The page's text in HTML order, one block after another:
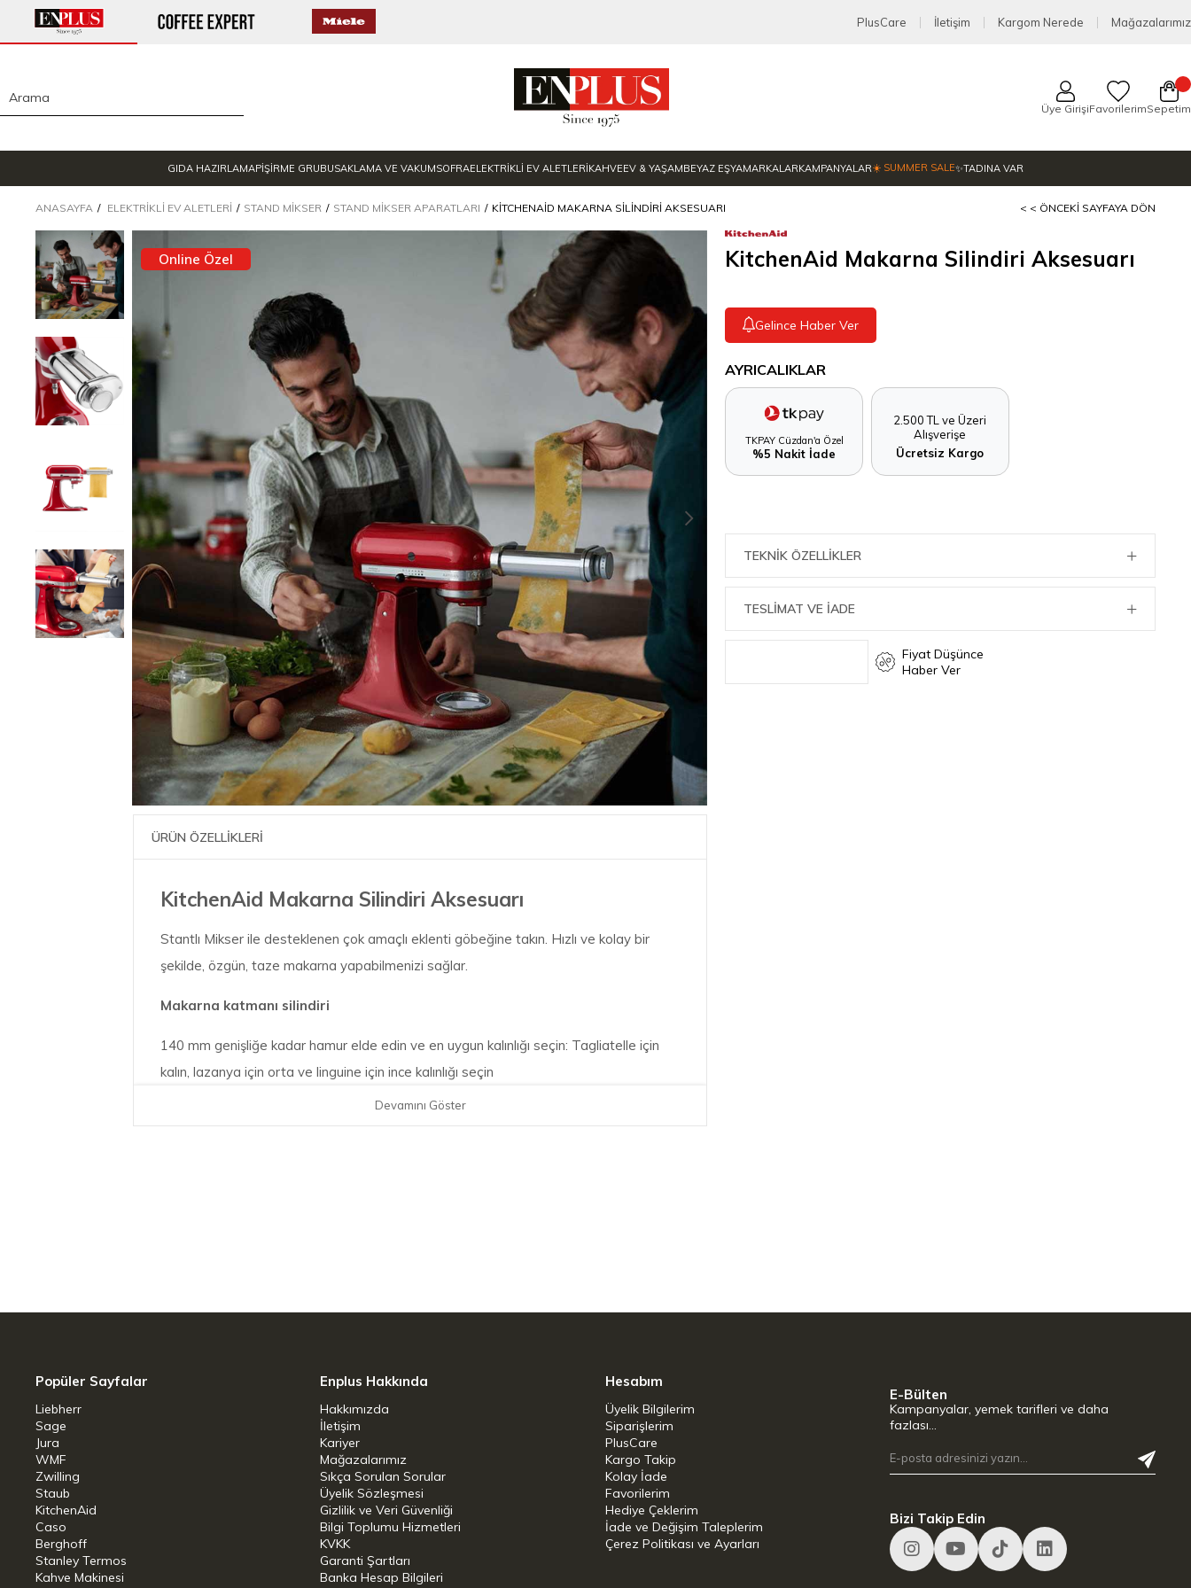
PlusCare İletişim Kargom Nerede Mağazalarımız
Üye GirişiFavorilerimSepetim
GIDA HAZIRLAMAPİŞİRME GRUBUSAKLAMA VE VAKUMSOFRAELEKTRİKLİ EV ALETLERİKAHVEEV & YAŞAMBEYAZ EŞYAMARKALARKAMPANYALAR☀️ SUMMER SALE✨TADINA VAR
ANASAYFA ELEKTRIKLI EV ALETLERI STAND MIKSER STAND MIKSER APARATLARI KITCHENAID MAKARNA SILINDIRI AKSESUARI < < ÖNCEKI SAYFAYA DÖN
Online Özel
ÜRÜN ÖZELLİKLERİ
KitchenAid Makarna Silindiri Aksesuarı
Stantlı Mikser ile desteklenen çok amaçlı eklenti göbeğine takın. Hızlı ve kolay bir
şekilde, özgün, taze makarna yapabilmenizi sağlar.
Makarna katmanı silindiri
140 mm genişliğe kadar hamur elde edin ve en uygun kalınlığı seçin: Tagliatelle için
kalın, lazanya için orta ve linguine için ince kalınlığı seçin
Devamını Göster
KitchenAid Makarna Silindiri Aksesuarı
Gelince Haber Ver
AYRICALIKLAR
TKPAY Cüzdan'a Özel
%5 Nakit İade
2.500 TL ve Üzeri
Alışverişe
Ücretsiz Kargo
TEKNIK ÖZELLIKLER
TESLİMAT VE İADE
Fiyat Düşünce
Haber Ver
Popüler Sayfalar
Liebherr
Sage
Jura
WMF
Zwilling
Staub
KitchenAid
Caso
Berghoff
Stanley Termos
Kahve Makinesi
Enplus Hakkında
Hakkımızda
İletişim
Kariyer
Mağazalarımız
Sıkça Sorulan Sorular
Üyelik Sözleşmesi
Gizlilik ve Veri Güvenliği
Bilgi Toplumu Hizmetleri
KVKK
Garanti Şartları
Banka Hesap Bilgileri
Hesabım
Üyelik Bilgilerim
Siparişlerim
PlusCare
Kargo Takip
Kolay İade
Favorilerim
Hediye Çeklerim
İade ve Değişim Taleplerim
Çerez Politikası ve Ayarları
E-Bülten
Kampanyalar, yemek tarifleri ve daha
fazlası…
Bizi Takip Edin